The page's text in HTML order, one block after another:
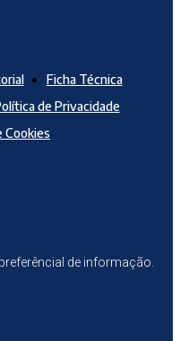
Ficha Técnica
de Privacidade
Cookies
de informação.